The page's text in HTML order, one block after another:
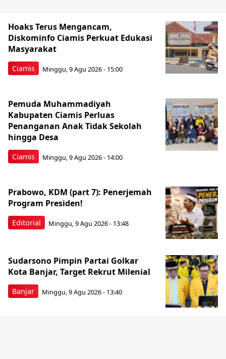
Ciamis
Hoaks Terus Mengancam,
Diskominfo Ciamis Perkuat Edukasi
Masyarakat
Minggu, 9 Agu 2026 - 15:00
Ciamis
Pemuda Muhammadiyah
Kabupaten Ciamis Perluas
Penanganan Anak Tidak Sekolah
hingga Desa
Minggu, 9 Agu 2026 - 14:00
Editorial
Prabowo, KDM (part 7): Penerjemah
Program Presiden!
Minggu, 9 Agu 2026 - 13:48
Banjar
Sudarsono Pimpin Partai Golkar
Kota Banjar, Target Rekrut Milenial
Minggu, 9 Agu 2026 - 13:40